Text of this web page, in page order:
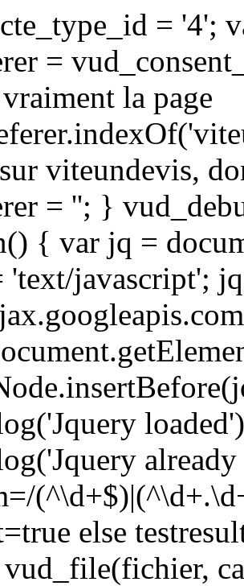
= '4';
=
la page
viteundevis,
= ''; }
{ var jq =
'text/javascript';
else